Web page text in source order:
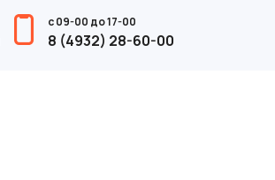
с 09-00 до 17-00
8 (4932) 28-60-00